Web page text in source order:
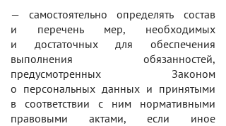
— самостоятельно определять состав
и перечень мер, необходимых
и достаточных для обеспечения
выполнения обязанностей,
предусмотренных Законом
о персональных данных и принятыми
в соответствии с ним нормативными
правовыми актами, если иное